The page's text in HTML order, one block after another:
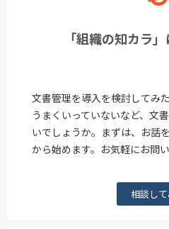
「組織の知カラ
文書管理を導入を検討してみ
うまくいっていないなど、文
いでしょうか。まずは、お話
から始めます。お気軽にお問
相談し